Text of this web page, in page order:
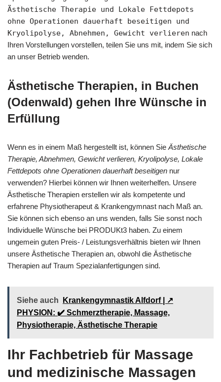
Ästhetische Therapie und Lokale Fettdepots
ohne Operationen dauerhaft beseitigen und
Kryolipolyse, Abnehmen, Gewicht verlieren nach
Ihren Vorstellungen vorstellen, teilen Sie uns mit, indem Sie sich
an unser Betrieb wenden.
Ästhetische Therapien, in Buchen
(Odenwald) gehen Ihre Wünsche in
Erfüllung
Wenn es in einem Maß hergestellt ist, können Sie Ästhetische
Therapie, Abnehmen, Gewicht verlieren, Kryolipolyse, Lokale
Fettdepots ohne Operationen dauerhaft beseitigen nur
verwenden? Hierbei können wir Ihnen weiterhelfen. Unsere
Ästhetische Therapien erstellen wir als kompetente und
erfahrene Physiotherapeut & Krankengymnast nach Maß an.
Sie können sich ebenso an uns wenden, falls Sie sonst noch
Individuelle Wünsche bei PRODUKt3 haben. Zu einem
ungemein guten Preis- / Leistungsverhältnis bieten wir Ihnen
unsere Ästhetische Therapien an, obwohl die Ästhetische
Therapien auf Traum Spezialanfertigungen sind.
Siehe auch
Krankengymnastik Alfdorf | ↗️
PHYSION: ✔️ Schmerztherapie, Massage,
Physiotherapie, Ästhetische Therapie
Ihr Fachbetrieb für Massage
und medizinische Massagen